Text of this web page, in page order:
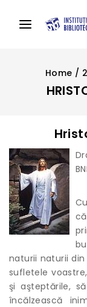
Home /
naturii naturii
sufletele
şi aşteptările,
încălzească